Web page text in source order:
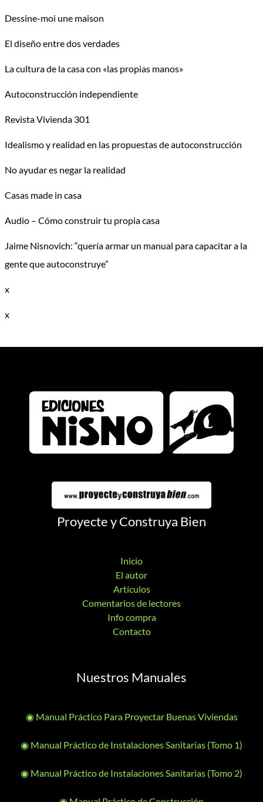
Dessine-moi une maison
El diseño entre dos verdades
La cultura de la casa con «las propias manos»
Autoconstrucción independiente
Revista Vivienda 301
Idealismo y realidad en las propuestas de autoconstrucción
No ayudar es negar la realidad
Casas made in casa
Audio – Cómo construir tu propia casa
Jaime Nisnovich: “quería armar un manual para capacitar a la
gente que autoconstruye”
x
x
Proyecte y Construya Bien
Inicio
El autor
Artículos
Comentarios de lectores
Info compra
Contacto
Nuestros Manuales
◉ Manual Práctico Para Proyectar Buenas Viviendas
◉ Manual Práctico de Instalaciones Sanitarias (Tomo 1)
◉ Manual Práctico de Instalaciones Sanitarias (Tomo 2)